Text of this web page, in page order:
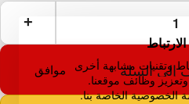
وتقنيات مشابهة أخرى
وظائف موقعنا.
الخاصة بنا.
موافق إلى السلة